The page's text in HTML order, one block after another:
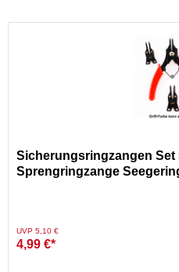
Sicherungsringzangen Set
Sprengringzange
Preis reduziert von
UVP 5,10 €auf
4,99 €*